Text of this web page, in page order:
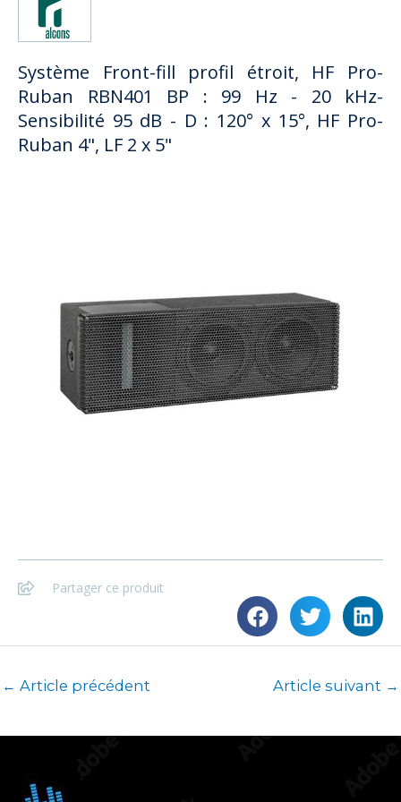
Système Front-fill profil étroit, HF Pro-
Ruban RBN401 BP : 99 Hz - 20 kHz-
Sensibilité 95 dB - D : 120° x 15°, HF Pro-
Ruban 4", LF 2 x 5"
Partager ce produit
← Article précédent Article suivant →